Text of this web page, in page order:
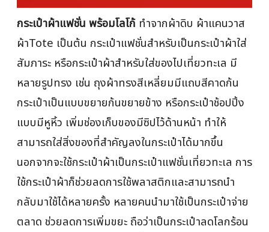
กระเป๋าผ้าแฟชั่น พร้อมโลโก้ ทำจากผ้าดิบ ผ้าแคนวาส
ผ้าTote เป็นต้น กระเป๋าแฟชั่นสำหรับเป็นกระเป๋าผ้าใส่
สัมภาระ หรือกระเป๋าผ้าสำหรับใส่ของไปเที่ยวทะเล มี
หลายรูปทรง เช่น ถุงผ้าทรงสีเหลี่ยมมีแถบสีคาดก้น
กระเป๋าเป็นแบบขยายก้นขยายข้าง หรือกระเป๋าช้อปปิ้ง
แบบมีหูหิ้ว เพิ่มช่องเก็บของมีซิปไว้ด้านหน้า ทำให้
สามารถใส่สิ่งของที่สำคัญลงในกระเป๋าได้มากขึ้น
นอกจากจะใช้กระเป๋าผ้าเป็นกระเป๋าแฟชั่นเที่ยวทะเล การ
ใช้กระเป๋าผ้าก็ช่วยลดการใช้พลาสติกและสามารถนำ
กลับมาใช้ได้หลายครั้ง หลายคนนำมาใช้เป็นกระเป๋าจ่าย
ตลาด ช่วยลดการเพิ่มขยะ ถือว่าเป็นกระเป๋าลดโลกร้อน